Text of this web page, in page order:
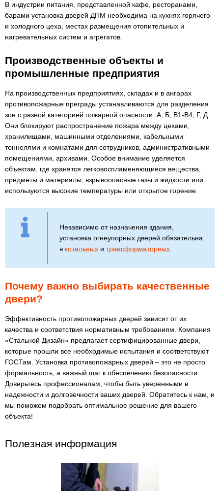
В индустрии питания, представленной кафе, ресторанами,
барами установка дверей ДПМ необходима на кухнях горячего
и холодного цеха, местах размещения отопительных и
нагревательных систем и агрегатов.
Производственные объекты и
промышленные предприятия
На производственных предприятиях, складах и в ангарах
противопожарные преграды устанавливаются для разделения
зон с разной категорией пожарной опасности: А, Б, В1-В4, Г, Д.
Они блокируют распространение пожара между цехами,
хранилищами, машинными отделениями, кабельными
тоннелями и комнатами для сотрудников, административными
помещениями, архивами. Особое внимание уделяется
объектам, где хранятся легковоспламеняющиеся вещества,
предметы и материалы, взрывоопасные газы и жидкости или
используются высокие температуры или открытое горение.
Независимо от назначения здания,
установка огнеупорных дверей обязательна
в котельных и трансформаторных
Почему важно выбирать качественные
двери?
Эффективность противопожарных дверей зависит от их
качества и соответствия нормативным требованиям. Компания
«Стальной Дизайн» предлагает сертифицированные двери,
которые прошли все необходимые испытания и соответствуют
ГОСТам. Установка противопожарных дверей – это не просто
формальность, а важный шаг к обеспечению безопасности.
Доверьтесь профессионалам, чтобы быть уверенными в
надежности и долговечности ваших дверей. Обратитесь к нам, и
мы поможем подобрать оптимальное решение для вашего
объекта!
Полезная информация